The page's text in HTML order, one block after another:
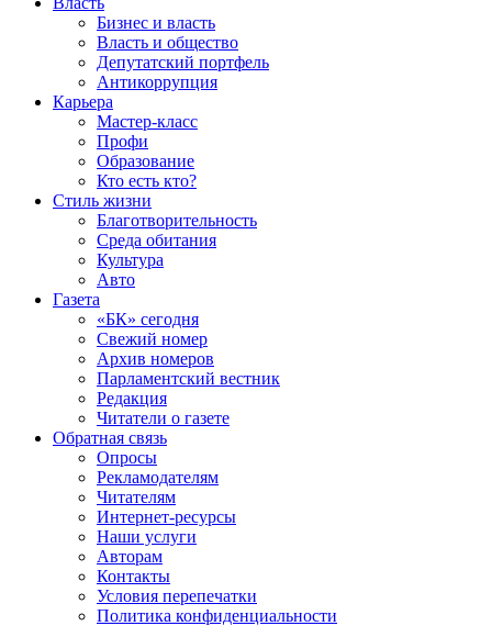
Бизнес и власть
Власть и общество
Депутатский портфель
Антикоррупция
Карьера
Мастер-класс
Профи
Образование
Кто есть кто?
Стиль жизни
Благотворительность
Среда обитания
Культура
Авто
Газета
«БК» сегодня
Свежий номер
Архив номеров
Парламентский вестник
Редакция
Читатели о газете
Обратная связь
Опросы
Рекламодателям
Читателям
Интернет-ресурсы
Наши услуги
Авторам
Контакты
Условия перепечатки
Политика конфиденциальности